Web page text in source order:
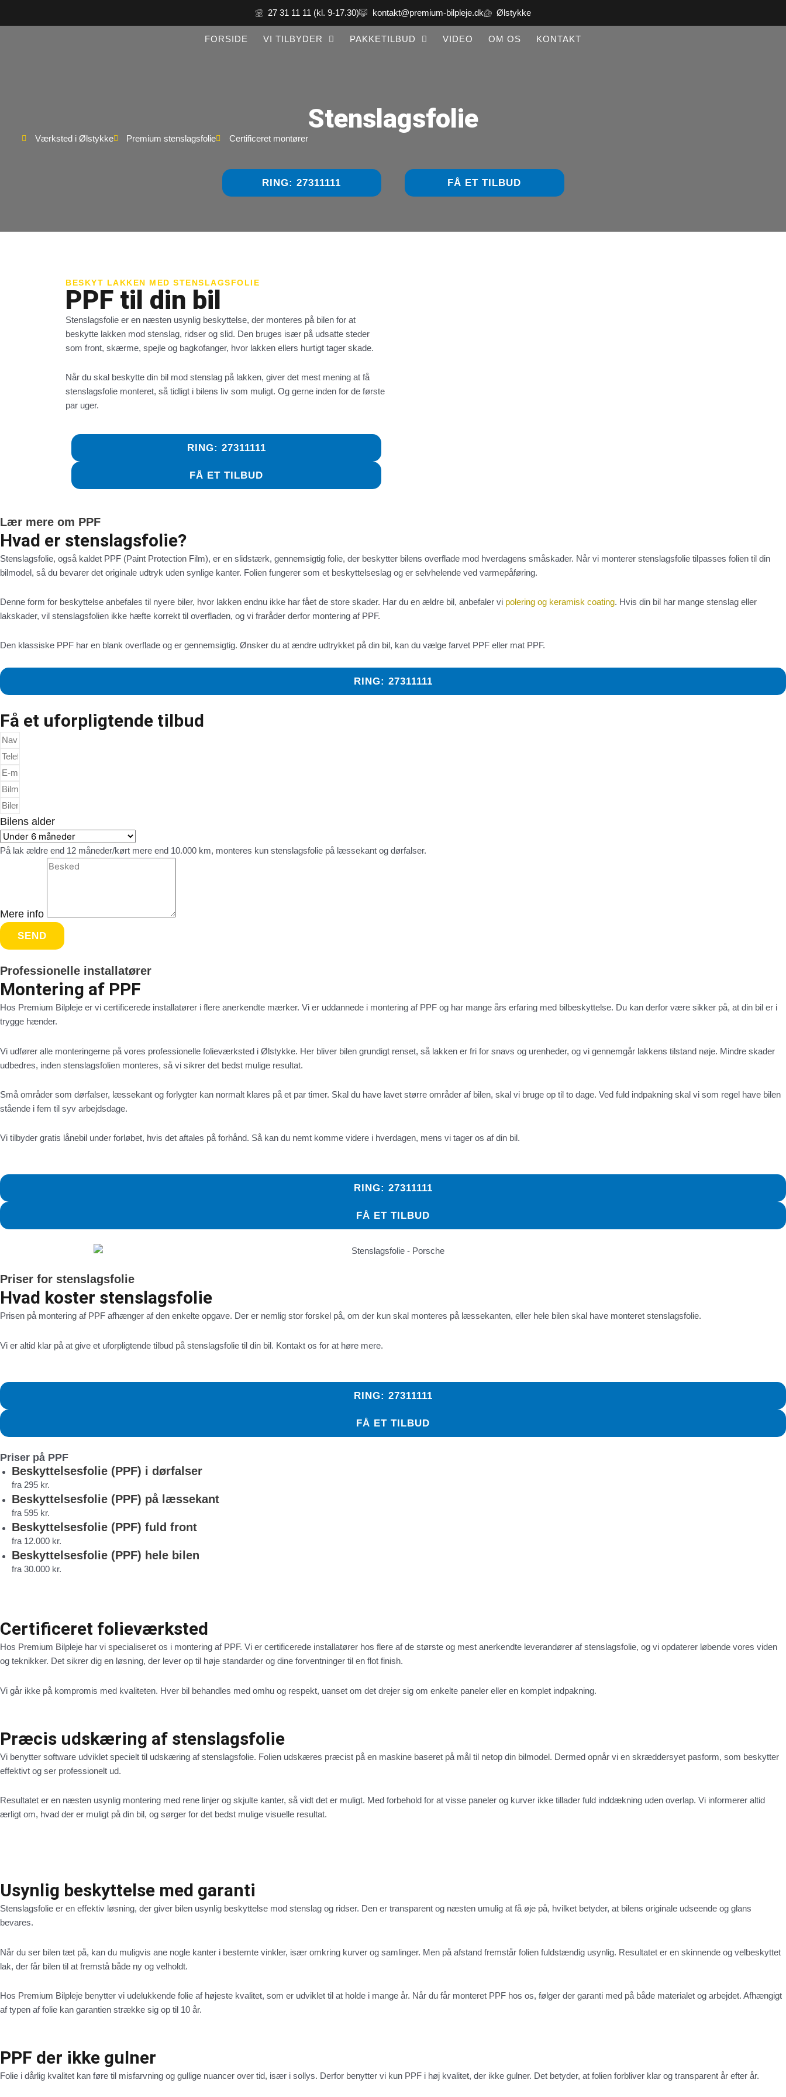
27 31 11 11 (kl. 9-17.30) kontakt@premium-bilpleje.dk Ølstykke
FORSIDE VI TILBYDER PAKKETILBUD VIDEO OM OS KONTAKT
Stenslagsfolie
Værksted i Ølstykke Premium stenslagsfolie Certificeret montører
RING: 27311111 FÅ ET TILBUD
BESKYT LAKKEN MED STENSLAGSFOLIE
PPF til din bil
Stenslagsfolie er en næsten usynlig beskyttelse, der monteres på bilen for at
beskytte lakken mod stenslag, ridser og slid. Den bruges især på udsatte steder
som front, skærme, spejle og bagkofanger, hvor lakken ellers hurtigt tager skade.
Når du skal beskytte din bil mod stenslag på lakken, giver det mest mening at få
stenslagsfolie monteret, så tidligt i bilens liv som muligt. Og gerne inden for de første
par uger.
RING: 27311111
FÅ ET TILBUD
Lær mere om PPF
Hvad er stenslagsfolie?
Stenslagsfolie, også kaldet PPF (Paint Protection Film), er en slidstærk, gennemsigtig folie, der beskytter bilens overflade mod hverdagens småskader. Når vi monterer stenslagsfolie tilpasses folien til din
bilmodel, så du bevarer det originale udtryk uden synlige kanter. Folien fungerer som et beskyttelseslag og er selvhelende ved varmepåføring.
Denne form for beskyttelse anbefales til nyere biler, hvor lakken endnu ikke har fået de store skader. Har du en ældre bil, anbefaler vi polering og keramisk coating. Hvis din bil har mange stenslag eller
lakskader, vil stenslagsfolien ikke hæfte korrekt til overfladen, og vi fraråder derfor montering af PPF.
Den klassiske PPF har en blank overflade og er gennemsigtig. Ønsker du at ændre udtrykket på din bil, kan du vælge farvet PPF eller mat PPF.
RING: 27311111
Få et uforpligtende tilbud
Bilens alder
På lak ældre end 12 måneder/kørt mere end 10.000 km, monteres kun stenslagsfolie på læssekant og dørfalser.
Mere info
SEND
Professionelle installatører
Montering af PPF
Hos Premium Bilpleje er vi certificerede installatører i flere anerkendte mærker. Vi er uddannede i montering af PPF og har mange års erfaring med bilbeskyttelse. Du kan derfor være sikker på, at din bil er i
trygge hænder.
Vi udfører alle monteringerne på vores professionelle folieværksted i Ølstykke. Her bliver bilen grundigt renset, så lakken er fri for snavs og urenheder, og vi gennemgår lakkens tilstand nøje. Mindre skader
udbedres, inden stenslagsfolien monteres, så vi sikrer det bedst mulige resultat.
Små områder som dørfalser, læssekant og forlygter kan normalt klares på et par timer. Skal du have lavet større områder af bilen, skal vi bruge op til to dage. Ved fuld indpakning skal vi som regel have bilen
stående i fem til syv arbejdsdage.
Vi tilbyder gratis lånebil under forløbet, hvis det aftales på forhånd. Så kan du nemt komme videre i hverdagen, mens vi tager os af din bil.
RING: 27311111
FÅ ET TILBUD
Priser for stenslagsfolie
Hvad koster stenslagsfolie
Prisen på montering af PPF afhænger af den enkelte opgave. Der er nemlig stor forskel på, om der kun skal monteres på læssekanten, eller hele bilen skal have monteret stenslagsfolie.
Vi er altid klar på at give et uforpligtende tilbud på stenslagsfolie til din bil. Kontakt os for at høre mere.
RING: 27311111
FÅ ET TILBUD
Priser på PPF
Beskyttelsesfolie (PPF) i dørfalser
fra 295 kr.
Beskyttelsesfolie (PPF) på læssekant
fra 595 kr.
Beskyttelsesfolie (PPF) fuld front
fra 12.000 kr.
Beskyttelsesfolie (PPF) hele bilen
fra 30.000 kr.
Certificeret folieværksted
Hos Premium Bilpleje har vi specialiseret os i montering af PPF. Vi er certificerede installatører hos flere af de største og mest anerkendte leverandører af stenslagsfolie, og vi opdaterer løbende vores viden
og teknikker. Det sikrer dig en løsning, der lever op til høje standarder og dine forventninger til en flot finish.
Vi går ikke på kompromis med kvaliteten. Hver bil behandles med omhu og respekt, uanset om det drejer sig om enkelte paneler eller en komplet indpakning.
Præcis udskæring af stenslagsfolie
Vi benytter software udviklet specielt til udskæring af stenslagsfolie. Folien udskæres præcist på en maskine baseret på mål til netop din bilmodel. Dermed opnår vi en skræddersyet pasform, som beskytter
effektivt og ser professionelt ud.
Resultatet er en næsten usynlig montering med rene linjer og skjulte kanter, så vidt det er muligt. Med forbehold for at visse paneler og kurver ikke tillader fuld inddækning uden overlap. Vi informerer altid
ærligt om, hvad der er muligt på din bil, og sørger for det bedst mulige visuelle resultat.
Usynlig beskyttelse med garanti
Stenslagsfolie er en effektiv løsning, der giver bilen usynlig beskyttelse mod stenslag og ridser. Den er transparent og næsten umulig at få øje på, hvilket betyder, at bilens originale udseende og glans
bevares.
Når du ser bilen tæt på, kan du muligvis ane nogle kanter i bestemte vinkler, især omkring kurver og samlinger. Men på afstand fremstår folien fuldstændig usynlig. Resultatet er en skinnende og velbeskyttet
lak, der får bilen til at fremstå både ny og velholdt.
Hos Premium Bilpleje benytter vi udelukkende folie af højeste kvalitet, som er udviklet til at holde i mange år. Når du får monteret PPF hos os, følger der garanti med på både materialet og arbejdet. Afhængigt
af typen af folie kan garantien strække sig op til 10 år.
PPF der ikke gulner
Folie i dårlig kvalitet kan føre til misfarvning og gullige nuancer over tid, især i sollys. Derfor benytter vi kun PPF i høj kvalitet, der ikke gulner. Det betyder, at folien forbliver klar og transparent år efter år.